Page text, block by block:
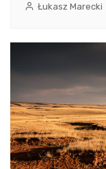
Łukasz Marecki